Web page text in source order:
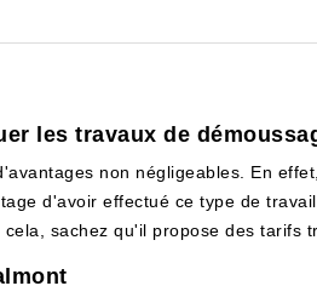
les travaux de
non négligeables. En
d'avoir effectué ce type de
sachez qu'il propose des tarifs